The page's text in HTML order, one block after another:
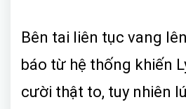
Bên tai liên tục vang
báo từ hệ thống khiến
cười thật to, tuy nhiên